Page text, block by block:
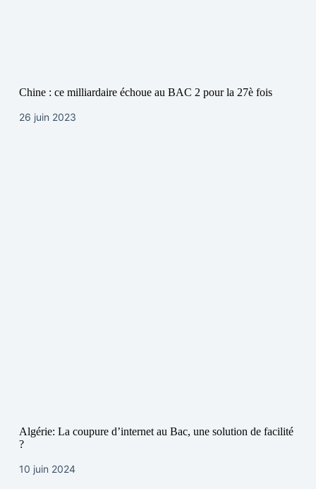
Chine : ce milliardaire échoue au BAC 2 pour la 27è fois
26 juin 2023
Algérie: La coupure d’internet au Bac, une solution de facilité
?
10 juin 2024